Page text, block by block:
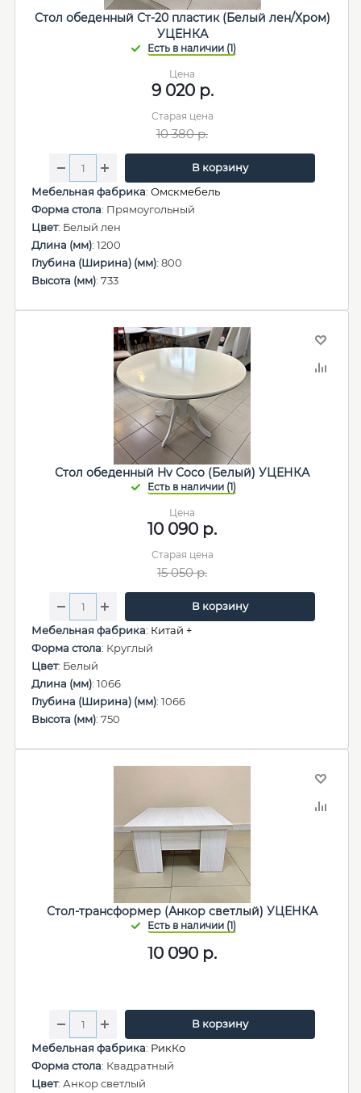
Стол обеденный Ст-20 пластик (Белый лен/Хром)
УЦЕНКА
Цена
9 020р.
Старая цена
10 380р.
В корзину
Мебельная фабрика: Омскмебель
Форма стола: Прямоугольный
Цвет: Белый лен
Длина (мм): 1200
Глубина (Ширина) (мм): 800
Высота (мм): 733
Стол обеденный Hv Coco (Белый) УЦЕНКА
Цена
10 090 р.
Старая цена
15 050р.
В корзину
Мебельная фабрика: Китай +
Форма стола: Круглый
Цвет: Белый
Длина (мм): 1066
Глубина (Ширина) (мм): 1066
Высота (мм): 750
Стол-трансформер (Анкор светлый) УЦЕНКА
10 090 р.
В корзину
Мебельная фабрика: РикКо
Форма стола: Квадратный
Цвет: Анкор светлый